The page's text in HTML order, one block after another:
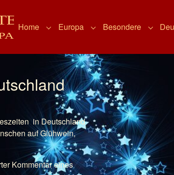
Home
Submenu for "Home"
Europa Submenu for "Europa"
Besondere
in Deutschland
auf Glühwein,
Kommentar eines